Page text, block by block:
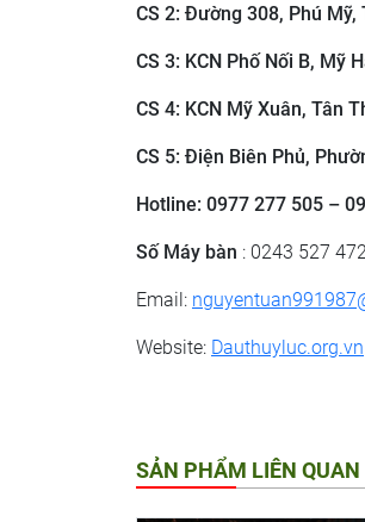
CS 2: ​Đường 308, Phú
CS 3: ​KCN Phố Nối B, Mỹ
CS 4: KCN Mỹ Xuân, Tân
CS 5: Điện Biên Phủ,
Hotline: 0977 277 505 –
Số Máy bàn : 0243 527
Email:
Website: Dauthuyluc.org.vn
SẢN PHẨM LIÊN QUAN